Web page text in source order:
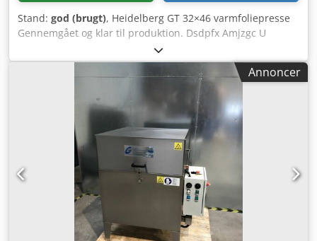
Stand: god (brugt), Heidelberg GT 32×46 varmfoliepresse
Gennemgået og klar til produktion. Dsdpfx Amjzgc U
Uohskr Maskinen er klar til varmfoliering og udstansning.
Maskinformat: 32×46 cm Pressekraft: 60 t Materialevægt:
600 g/m² Driftshastighed: 4000 ark/t Denne model er
designet til varmfoliering og har en stor varmeplade.
Maskinens vægt: 2300 kg Holder fremstillet af Hakro.
Inkluderer ramme, fyldstykker og bogtryk-låse.
Annoncer